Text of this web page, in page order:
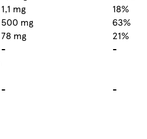
1,1 mg
18%
500 mg
63%
78 mg
21%
- -
- -